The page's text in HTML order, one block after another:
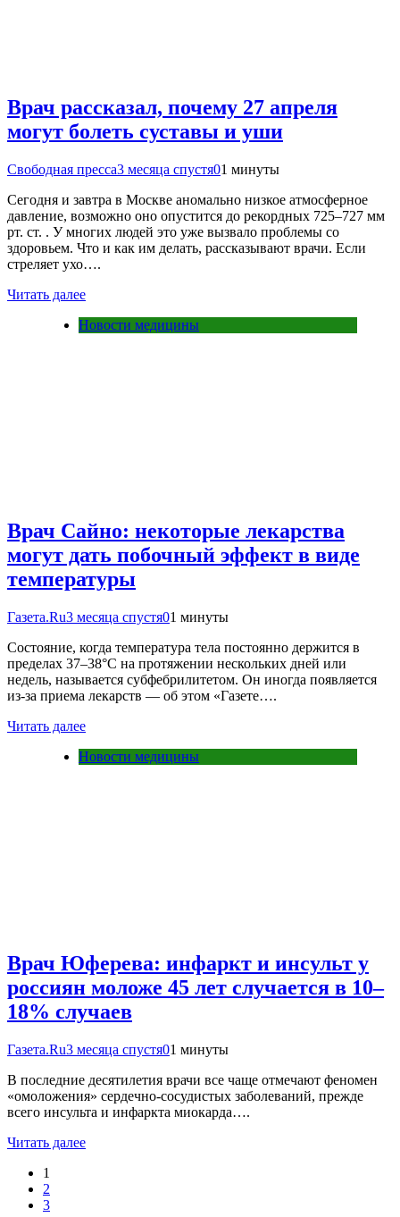
Врач рассказал, почему 27 апреля
могут болеть суставы и уши
Свободная пресса3 месяца спустя01 минуты
Сегодня и завтра в Москве аномально низкое атмосферное
давление, возможно оно опустится до рекордных 725–727 мм
рт. ст. . У многих людей это уже вызвало проблемы со
здоровьем. Что и как им делать, рассказывают врачи. Если
стреляет ухо….
Читать далее
Новости медицины
Врач Сайно: некоторые лекарства
могут дать побочный эффект в виде
температуры
Газета.Ru3 месяца спустя01 минуты
Состояние, когда температура тела постоянно держится в
пределах 37–38°C на протяжении нескольких дней или
недель, называется субфебрилитетом. Он иногда появляется
из-за приема лекарств — об этом «Газете….
Читать далее
Новости медицины
Врач Юферева: инфаркт и инсульт у
россиян моложе 45 лет случается в 10–
18% случаев
Газета.Ru3 месяца спустя01 минуты
В последние десятилетия врачи все чаще отмечают феномен
«омоложения» сердечно-сосудистых заболеваний, прежде
всего инсульта и инфаркта миокарда….
Читать далее
1
2
3